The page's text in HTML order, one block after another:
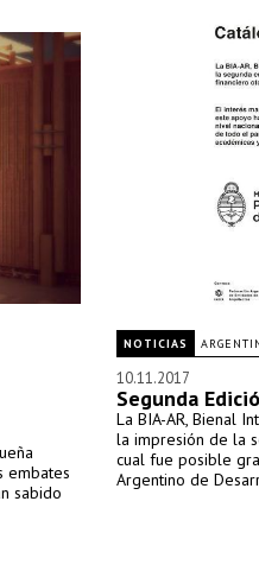
embates
sabido
NOTICIAS
10.11.2017
Segunda
La BIA-AR, Bienal
la impresión de la
cual fue posible
Argentino de